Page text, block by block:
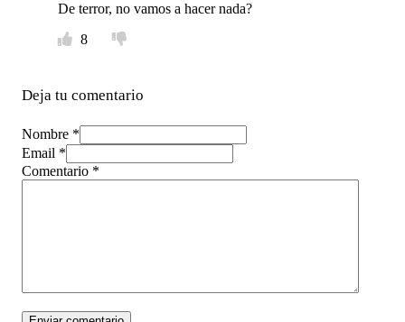
De terror, no vamos a hacer nada?
8
Deja tu comentario
Nombre *
Email *
Comentario *